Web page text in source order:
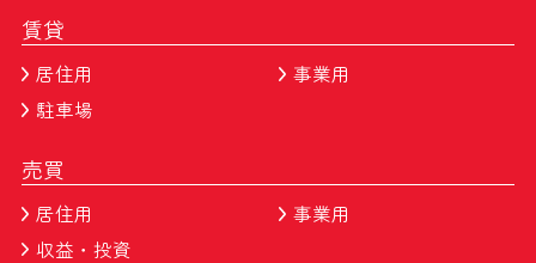
賃貸
居住用
事業用
駐車場
売買
居住用
事業用
収益・投資